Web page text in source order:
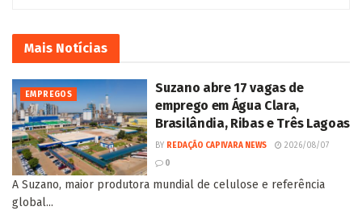
Mais Notícias
EMPREGOS
Suzano abre 17 vagas de
emprego em Água Clara,
Brasilândia, Ribas e Três Lagoas
BY REDAÇÃO CAPIVARA NEWS
2026/08/07
0
A Suzano, maior produtora mundial de celulose e referência
global...